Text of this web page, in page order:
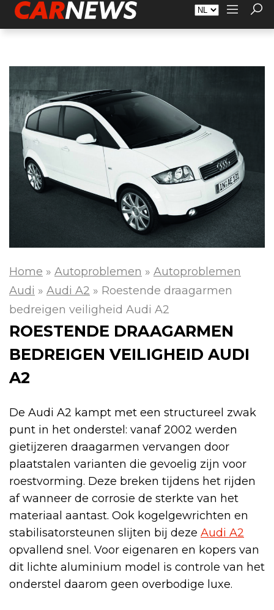
Adverteren Over Carnews.nl Contact
Home » Autoproblemen » Autoproblemen
Audi » Audi A2 » Roestende draagarmen
bedreigen veiligheid Audi A2
ROESTENDE DRAAGARMEN
BEDREIGEN VEILIGHEID AUDI
A2
De Audi A2 kampt met een structureel zwak
punt in het onderstel: vanaf 2002 werden
gietijzeren draagarmen vervangen door
plaatstalen varianten die gevoelig zijn voor
roestvorming. Deze breken tijdens het rijden
af wanneer de corrosie de sterkte van het
materiaal aantast. Ook kogelgewrichten en
stabilisatorsteunen slijten bij deze Audi A2
opvallend snel. Voor eigenaren en kopers van
dit lichte aluminium model is controle van het
onderstel daarom geen overbodige luxe.